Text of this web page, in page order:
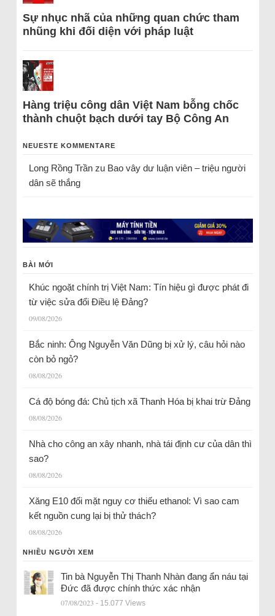
Sự nhục nhã của những quan chức tham
nhũng khi đối diện với pháp luật
Hàng triệu công dân Việt Nam bỗng chốc
thành chuột bạch dưới tay Bộ Công An
NEUESTE KOMMENTARE
Long Rồng Trầnzu Bao vây dư luận viên – triệu người
dân sẽ thắng
BÀI MỚI
Khúc ngoặt chính trị Việt Nam: Tín hiệu gì được phát đi
từ việc sửa đổi Điều lệ Đảng?
09/08/2026
Bắc ninh: Ông Nguyễn Văn Dũng bị xử lý, câu hỏi nào
còn bỏ ngỏ?
08/08/2026
Cá độ bóng đá: Chủ tịch xã Thanh Hóa bị khai trừ Đảng
08/08/2026
Nhà cho công an xây nhanh, nhà tái định cư của dân thì
sao?
08/08/2026
Xăng E10 đối mặt nguy cơ thiếu ethanol: Vì sao cam
kết nguồn cung lại bị thử thách?
08/08/2026
NHIỀU NGƯỜI XEM
Tin bà Nguyễn Thị Thanh Nhàn đang ẩn náu tại
Đức đã được chính thức xác nhận
07/08/2023 - 15.077 Views